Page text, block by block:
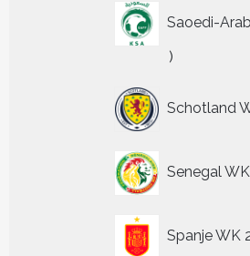
Saoedi-
4
Schotland
Senegal
Spanje WK